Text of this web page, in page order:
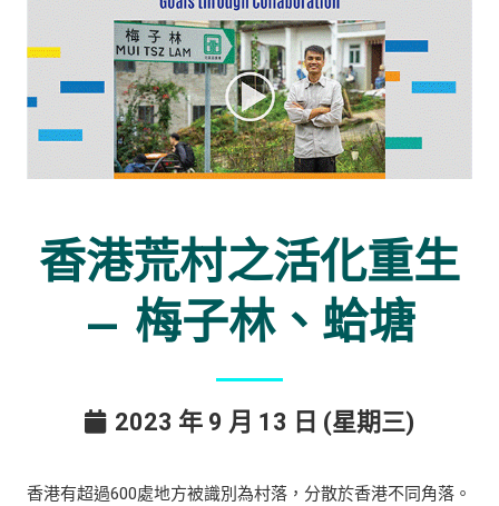
香港荒村之活化重生
– 梅子林、蛤塘
2023 年 9 月 13 日 (星期三)
香港有超過600處地方被識別為村落，分散於香港不同角落。